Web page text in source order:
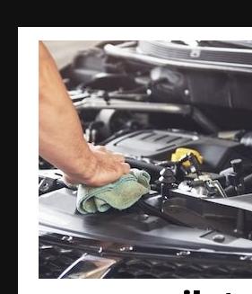
содержимому